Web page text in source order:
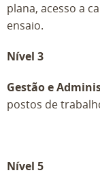
plana, acesso a
ensaio.
Nível 3
Gestão e
postos de
Nível 5